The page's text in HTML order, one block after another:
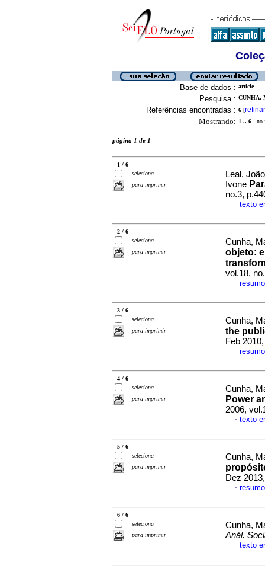
Base de dados : article
Pesquisa : CUNHA,
Referências encontradas : 6 [refinar
Mostrando: 1 .. 6 no
página 1 de 1
1 / 6
seleciona
para imprimir
Leal,
Ivone
no.3,
· texto
2 / 6
seleciona
para imprimir
Cunha,
objeto:
vol.18,
·
3 / 6
seleciona
para imprimir
Cunha,
the
Feb
·
4 / 6
seleciona
para imprimir
Cunha,
Power
2006,
· texto
5 / 6
seleciona
para imprimir
Cunha,
Dez
·
6 / 6
seleciona
para imprimir
Cunha,
Anál.
· texto